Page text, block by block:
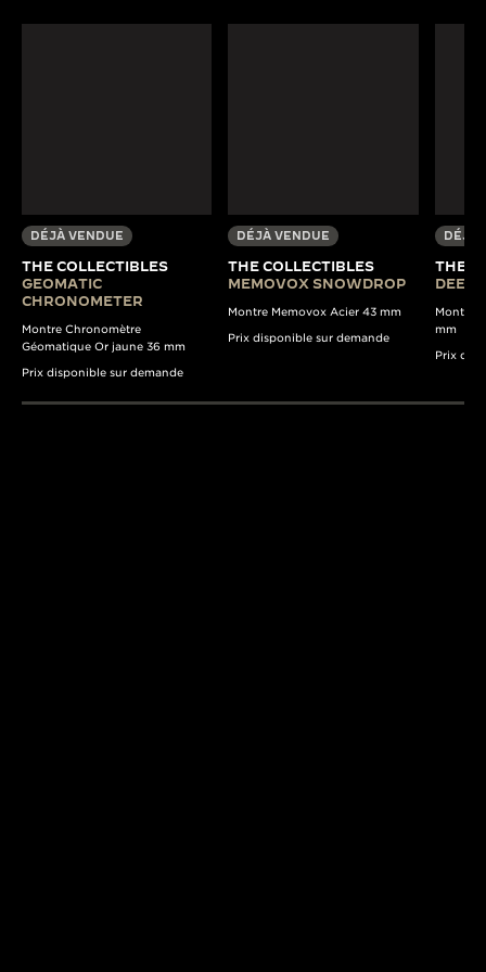
DÉJÀ VENDUE
THE COLLECTIBLES
GEOMATIC
CHRONOMETER
Montre Chronomètre
Géomatique Or jaune 36 mm
Prix disponible sur demande
DÉJÀ VENDUE
THE COLLECTIBLES
MEMOVOX SNOWDROP
Montre Memovox Acier 43 mm
Prix disponible sur demande
DÉJÀ
THE
DEEP
Montre
mm
Prix